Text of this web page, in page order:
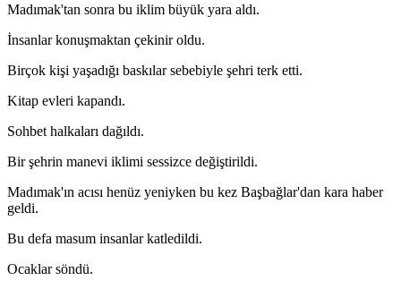
Madımak'tan sonra bu iklim büyük yara aldı.
İnsanlar konuşmaktan çekinir oldu.
Birçok kişi yaşadığı baskılar sebebiyle şehri terk etti.
Kitap evleri kapandı.
Sohbet halkaları dağıldı.
Bir şehrin manevi iklimi sessizce değiştirildi.
Madımak'ın acısı henüz yeniyken bu kez Başbağlar'dan kara haber
geldi.
Bu defa masum insanlar katledildi.
Ocaklar söndü.